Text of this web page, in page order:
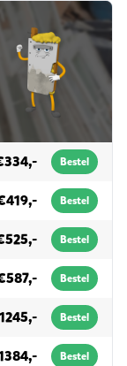
Bestel
Bestel
Bestel
Bestel
Bestel
Bestel